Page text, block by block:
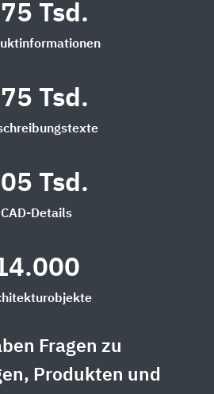
Tsd.
Tsd.
Tsd.
CAD-Details
Fragen zu
Produkten und